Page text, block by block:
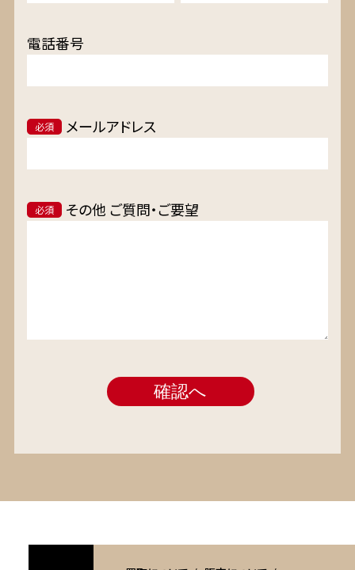
電話番号
必須 メールアドレス
必須 その他 ご質問・ご要望